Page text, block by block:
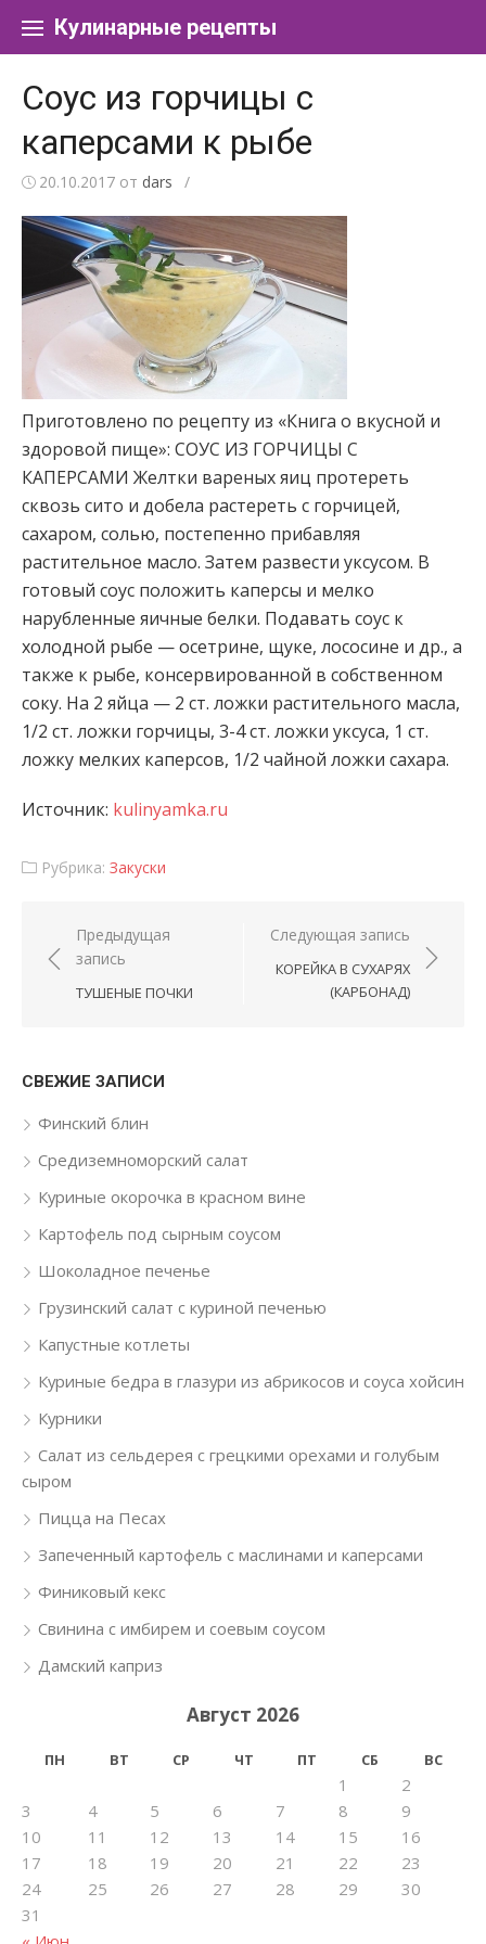
Кулинарные рецепты
Соус из горчицы с
каперсами к рыбе
20.10.2017 от dars /
Приготовлено по рецепту из «Книга о вкусной и
здоровой пище»: СОУС ИЗ ГОРЧИЦЫ С
КАПЕРСАМИ Желтки вареных яиц протереть
сквозь сито и добела растереть с горчицей,
сахаром, солью, постепенно прибавляя
растительное масло. Затем развести уксусом. В
готовый соус положить каперсы и мелко
нарубленные яичные белки. Подавать соус к
холодной рыбе — осетрине, щуке, лососине и др., а
также к рыбе, консервированной в собственном
соку. На 2 яйца — 2 ст. ложки растительного масла,
1/2 ст. ложки горчицы, 3-4 ст. ложки уксуса, 1 ст.
ложку мелких каперсов, 1/2 чайной ложки сахара.
Источник: kulinyamka.ru
Рубрика: Закуски
Навигация по записям
Предыдущая
запись
ТУШЕНЫЕ ПОЧКИ
Следующая запись
КОРЕЙКА В СУХАРЯХ
(КАРБОНАД)
СВЕЖИЕ ЗАПИСИ
Финский блин
Средиземноморский салат
Куриные окорочка в красном вине
Картофель под сырным соусом
Шоколадное печенье
Грузинский салат с куриной печенью
Капустные котлеты
Куриные бедра в глазури из абрикосов и соуса хойсин
Курники
Салат из сельдерея с грецкими орехами и голубым
сыром
Пицца на Песах
Запеченный картофель с маслинами и каперсами
Финиковый кекс
Свинина с имбирем и соевым соусом
Дамский каприз
Август 2026
ПН ВТ СР ЧТ ПТ СБ ВС
1
2
3
4 5 6 7 8
9
10
11 12 13 14 15
16
17
18 19 20 21 22
23
24
25 26 27 28 29
30
31